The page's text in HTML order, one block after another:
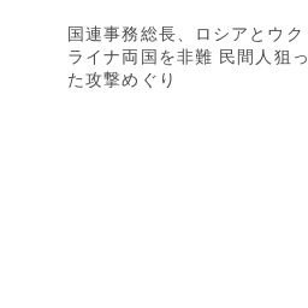
国連事務総長、ロシアとウク
ライナ両国を非難 民間人狙っ
た攻撃めぐり